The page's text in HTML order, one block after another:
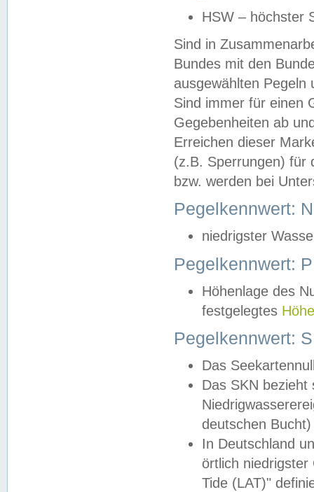
HSW – höchster
Sind in
Bundes mit den
ausgewählten
Sind immer für einen
Gegebenheiten ab
Erreichen dieser
(z.B. Sperrungen) für
bzw. werden bei
Pegelkennwert:
niedrigster
Pegelkennwert:
Höhenlage des
festgelegtes
Pegelkennwert:
Das
Das SKN
deutschen
In Deutschland
örtlich
Tide (LAT)"